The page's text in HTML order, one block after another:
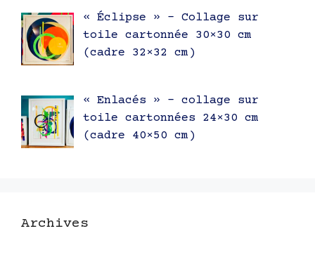
« Éclipse » – Collage sur
toile cartonnée 30×30 cm
(cadre 32×32 cm)
« Enlacés » – collage sur
toile cartonnées 24×30 cm
(cadre 40×50 cm)
Archives